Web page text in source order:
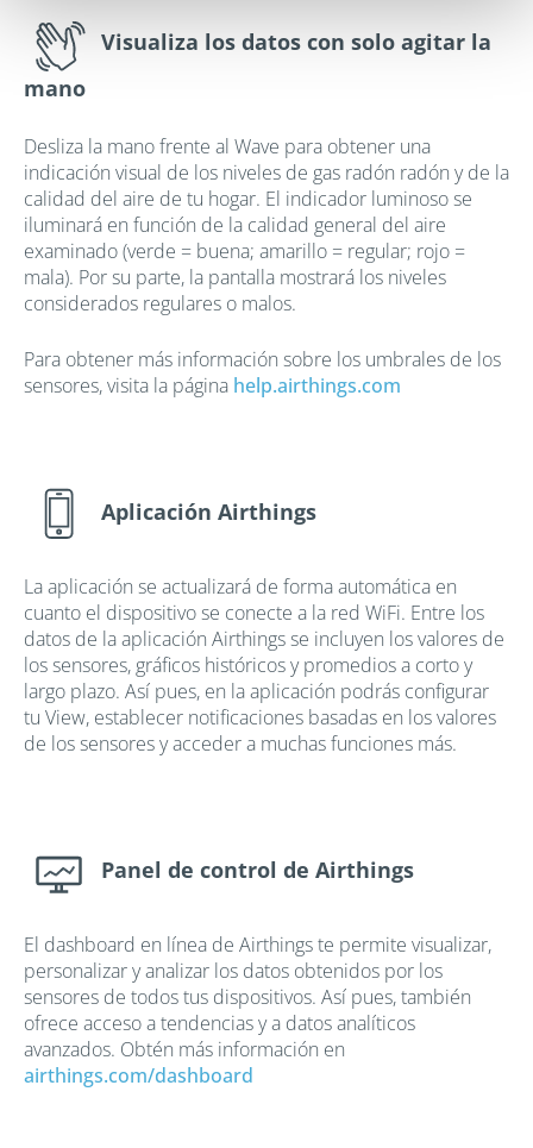
Visualiza los datos con solo agitar la
mano
Desliza la mano frente al Wave para obtener una
indicación visual de los niveles de gas radón radón y de la
calidad del aire de tu hogar. El indicador luminoso se
iluminará en función de la calidad general del aire
examinado (verde = buena; amarillo = regular; rojo =
mala). Por su parte, la pantalla mostrará los niveles
considerados regulares o malos.
Para obtener más información sobre los umbrales de los
sensores, visita la página help.airthings.com
Aplicación Airthings
La aplicación se actualizará de forma automática en
cuanto el dispositivo se conecte a la red WiFi. Entre los
datos de la aplicación Airthings se incluyen los valores de
los sensores, gráficos históricos y promedios a corto y
largo plazo. Así pues, en la aplicación podrás configurar
tu View, establecer notificaciones basadas en los valores
de los sensores y acceder a muchas funciones más.
Panel de control de Airthings
El dashboard en línea de Airthings te permite visualizar,
personalizar y analizar los datos obtenidos por los
sensores de todos tus dispositivos. Así pues, también
ofrece acceso a tendencias y a datos analíticos
avanzados. Obtén más información en
airthings.com/dashboard